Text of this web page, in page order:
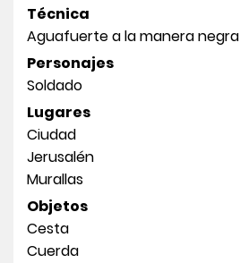
Técnica
Aguafuerte a la manera negra
Personajes
Soldado
Lugares
Ciudad
Jerusalén
Murallas
Objetos
Cesta
Cuerda